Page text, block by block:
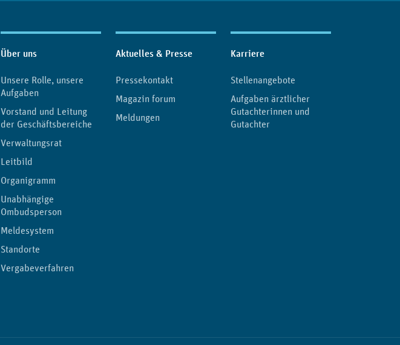
Über uns
Unsere Rolle, unsere
Aufgaben
Vorstand und Leitung
der Geschäftsbereiche
Verwaltungsrat
Leitbild
Organigramm
Unabhängige
Ombudsperson
Meldesystem
Standorte
Vergabeverfahren
Aktuelles & Presse
Pressekontakt
Magazin forum
Meldungen
Karriere
Stellenangebote
Aufgaben ärztlicher
Gutachterinnen und
Gutachter